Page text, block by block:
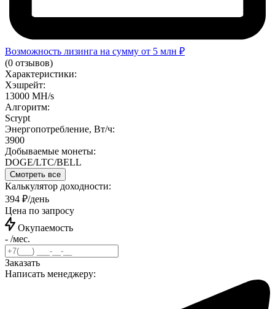
Возможность лизинга на сумму от 5 млн ₽
(0 отзывов)
Характеристики:
Хэшрейт:
13000 MH/s
Алгоритм:
Scrypt
Энергопотребление, Вт/ч:
3900
Добываемые монеты:
DOGE/LTC/BELL
Смотреть все
Калькулятор доходности:
394 ₽/день
Цена по запросу
Окупаемость
- /мес.
Заказать
Написать менеджеру: